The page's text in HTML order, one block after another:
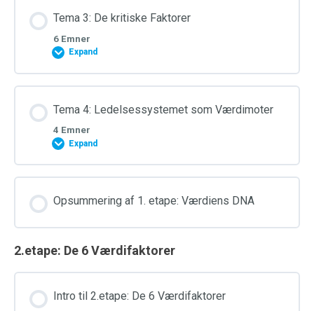
Tema 3: De kritiske Faktorer
6 Emner
Expand
Tema 4: Ledelsessystemet som Værdimoter
4 Emner
Expand
Opsummering af 1. etape: Værdiens DNA
2.etape: De 6 Værdifaktorer
Intro til 2.etape: De 6 Værdifaktorer